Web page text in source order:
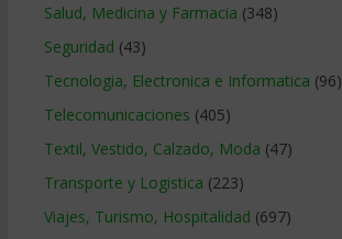
Salud, Medicina y Farmacia (348)
Seguridad (43)
Tecnologia, Electronica e Informatica (96)
Telecomunicaciones (405)
Textil, Vestido, Calzado, Moda (47)
Transporte y Logistica (223)
Viajes, Turismo, Hospitalidad (697)